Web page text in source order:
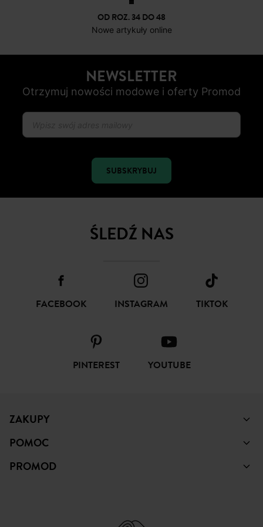
OD ROZ. 34 DO 48
Nowe artykuły online
NEWSLETTER
Otrzymuj nowości modowe i oferty Promod
SUBSKRYBUJ
ŚLEDŹ NAS
FACEBOOK INSTAGRAM TIKTOK
PINTEREST YOUTUBE
ZAKUPY
POMOC
PROMOD